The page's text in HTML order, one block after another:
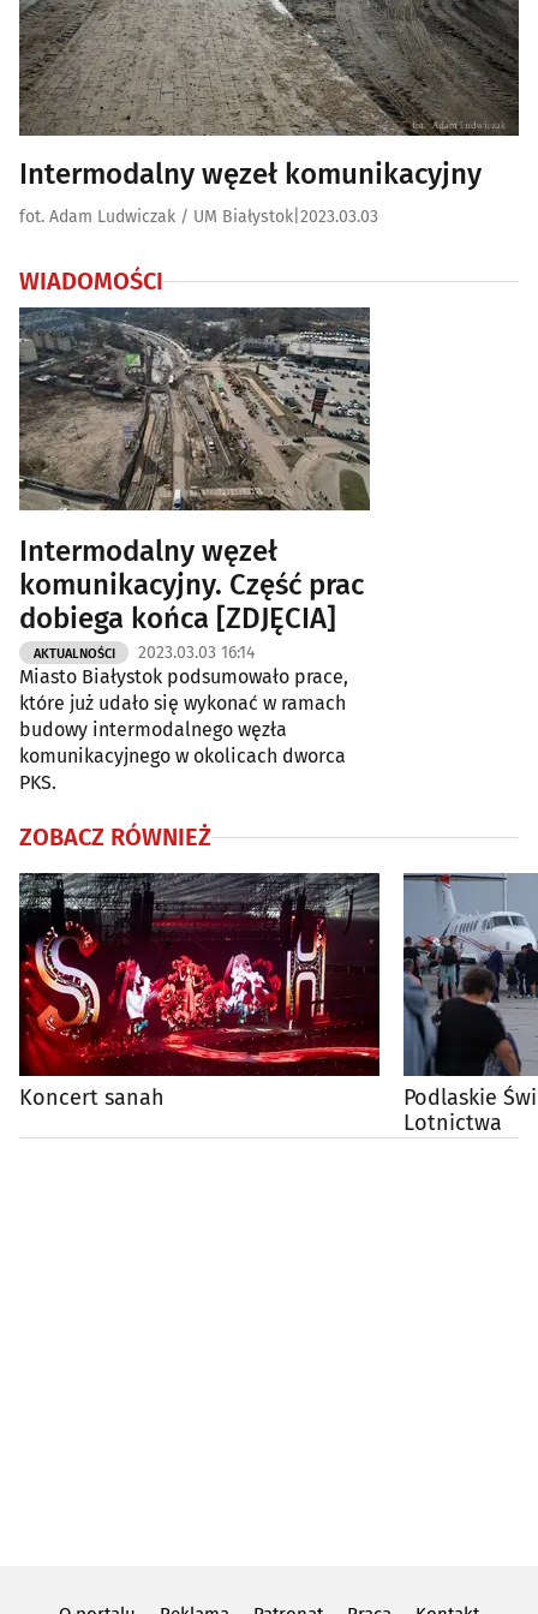
Intermodalny węzeł komunikacyjny
fot. Adam Ludwiczak / UM Białystok 2023.03.03
WIADOMOŚCI
Intermodalny węzeł
komunikacyjny. Część prac
dobiega końca [ZDJĘCIA]
AKTUALNOŚCI 2023.03.03 16:14
Miasto Białystok podsumowało prace,
które już udało się wykonać w ramach
budowy intermodalnego węzła
komunikacyjnego w okolicach dworca
PKS.
ZOBACZ RÓWNIEŻ
Koncert sanah
Podlaskie
Lotnictwa